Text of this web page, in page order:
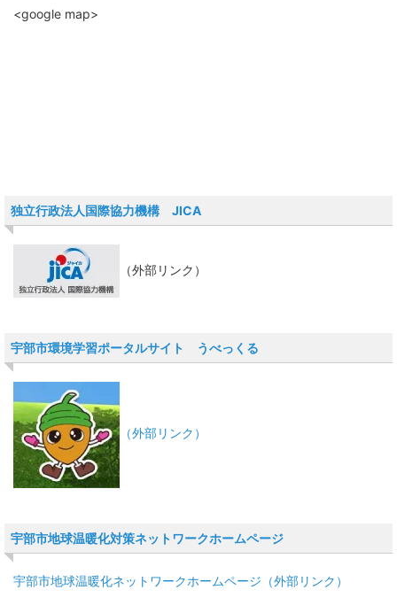
<google map>
独立行政法人国際協力機構 JICA
（外部リンク）
宇部市環境学習ポータルサイト うべっくる
（外部リンク）
宇部市地球温暖化対策ネットワークホームページ
宇部市地球温暖化ネットワークホームページ（外部リンク）